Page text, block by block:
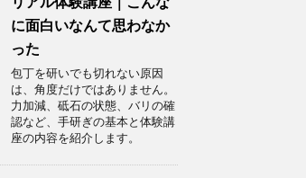
に面白いなんて思わなか
った
包丁を研いでも切れない原因
は、角度だけではありません。
力加減、砥石の状態、バリの確
認など、手研ぎの基本と体験講
座の内容を紹介します。